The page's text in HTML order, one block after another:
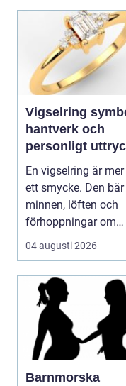
Vigselring symbol,
hantverk och
personligt
En vigselring är mer
ett smycke. Den bär
minnen, löften och
förhoppningar om
framtiden. Formen
04 augusti 2026
Barnmorska